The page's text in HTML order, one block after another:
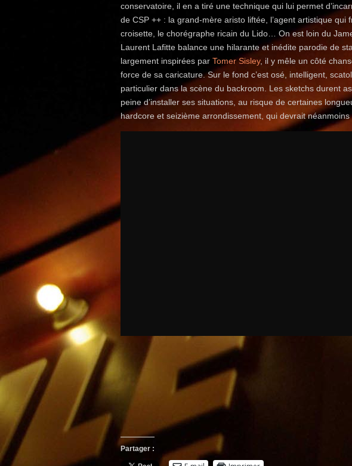
conservatoire, il en a tiré une technique qui lui permet
de CSP ++ : la grand-mère aristo liftée, l’agent artistique qui
croisette, le chorégraphe ricain du Lido… On est loin du
Laurent Lafitte balance une hilarante et inédite parodie de
largement inspirées par Tomer Sisley, il y mêle un côté
force de sa caricature. Sur le fond c’est osé, intelligent,
particulier dans la scène du backroom. Les sketchs durent
peine d’installer ses situations, au risque de certaines
hardcore et seizième arrondissement, qui devrait
Partager :